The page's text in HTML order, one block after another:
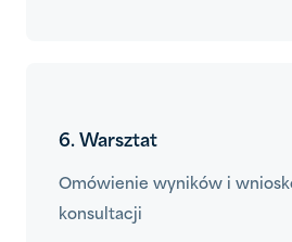
6. Warsztat
Omówienie wyników i
konsultacji